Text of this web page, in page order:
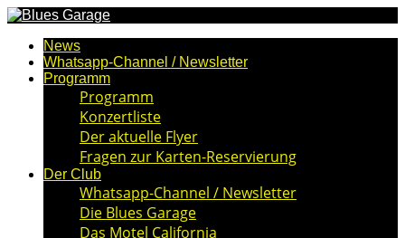
News
Whatsapp-Channel / Newsletter
Programm
Programm
Konzertliste
Der aktuelle Flyer
Fragen zur Karten-Reservierung
Der Club
Whatsapp-Channel / Newsletter
Die Blues Garage
Das Motel California